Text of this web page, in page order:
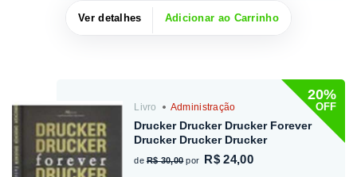
Ver detalhes Adicionar ao Carrinho
20%
OFF
Livro Administração
Drucker Drucker Drucker Forever
Drucker Drucker Drucker
de R$ 30,00 por R$ 24,00